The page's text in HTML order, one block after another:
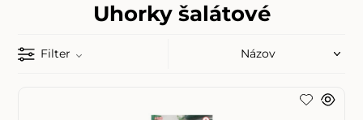
Uhorky šalátové
Filter